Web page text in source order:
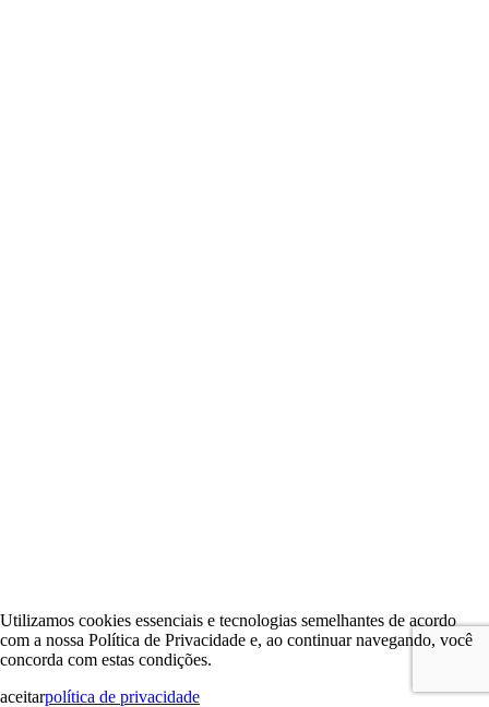
Utilizamos cookies essenciais e tecnologias semelhantes de acordo
com a nossa Política de Privacidade e, ao continuar navegando, você
concorda com estas condições.
aceitarpolítica de privacidade